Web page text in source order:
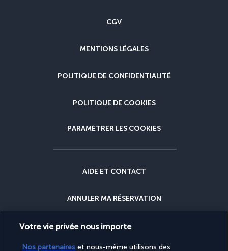
CGV
MENTIONS LÉGALES
POLITIQUE DE CONFIDENTIALITÉ
POLITIQUE DE COOKIES
PARAMÉTRER LES COOKIES
AIDE ET CONTACT
ANNULER MA RÉSERVATION
GARANTIE DU MEILLEUR PRIX
Votre vie privée nous importe
Nos partenaires et nous-même utilisons des